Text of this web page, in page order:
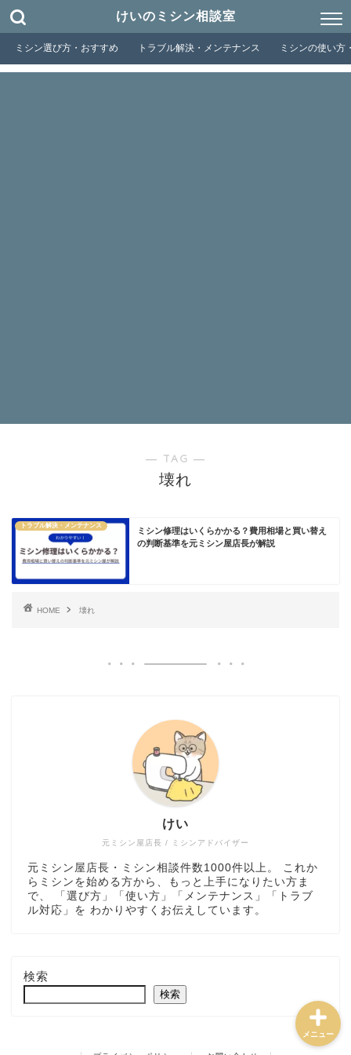
けいのミシン相談室
ミシン選び方・おすすめ トラブル解決・メンテナンス ミシンの使い方
― TAG ―
壊れ
トラブル解決・メンテナンス
ミシン修理はいくらかかる？費用相場と買い替え
の判断基準を元ミシン屋店長が解説
HOME 壊れ
元ミシン屋店長 / ミシンアドバイザー
けい
元ミシン屋店長・ミシン相談件数1000件以上。 これか
らミシンを始める方から、もっと上手になりたい方ま
で、 「選び方」「使い方」「メンテナンス」「トラブ
ル対応」を わかりやすくお伝えしています。
検索
検索
メニュー
ミシン選び方・おすすめ
トラブル解決・メンテナ
ミシンの使い方・道具